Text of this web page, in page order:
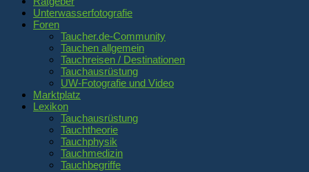
Unterwasserfotografie
Foren
Taucher.de-Community
Tauchen allgemein
Tauchreisen / Destinationen
Tauchausrüstung
UW-Fotografie und Video
Marktplatz
Lexikon
Tauchausrüstung
Tauchtheorie
Tauchphysik
Tauchmedizin
Tauchbegriffe